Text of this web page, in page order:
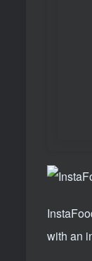
with an